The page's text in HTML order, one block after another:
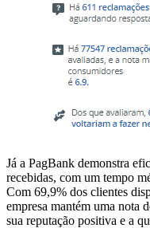
Já a PagBank demonstra
recebidas, com um tempo
Com 69,9% dos clientes
empresa mantém uma nota
sua reputação positiva e a